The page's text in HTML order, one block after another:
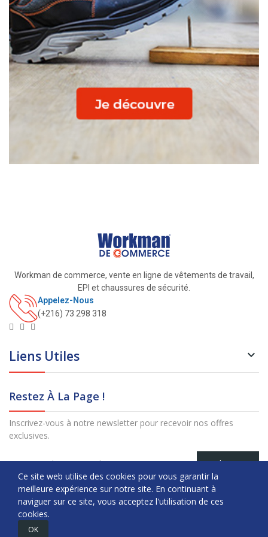
Workman de commerce, vente en ligne de vêtements de travail,
EPI et chaussures de sécurité.
Appelez-Nous
(+216) 73 298 318
Liens Utiles 
Restez À La Page !
Inscrivez-vous à notre newsletter pour recevoir nos offres
exclusives.
S’abonner
Copyright © Workman. All Rights Reserved.
Ce site web utilise des cookies pour vous garantir la
meilleure expérience sur notre site. En continuant à
naviguer sur ce site, vous acceptez l'utilisation de ces
cookies.
OK